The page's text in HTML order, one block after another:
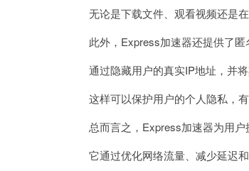
无论是下载文件、观看视频还是在
此外，Express加速器还提供了匿
通过隐藏用户的真实IP地址，并将
这样可以保护用户的个人隐私，有
总而言之，Express加速器为用户
它通过优化网络流量、减少延迟和